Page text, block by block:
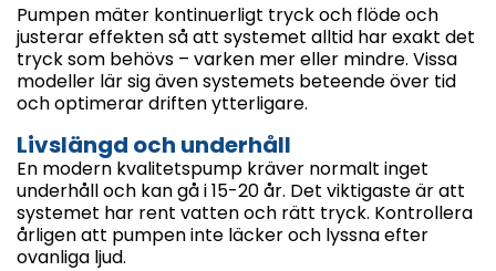
Pumpen mäter kontinuerligt tryck och flöde och
justerar effekten så att systemet alltid har exakt det
tryck som behövs – varken mer eller mindre. Vissa
modeller lär sig även systemets beteende över tid
och optimerar driften ytterligare.
Livslängd och underhåll
En modern kvalitetspump kräver normalt inget
underhåll och kan gå i 15-20 år. Det viktigaste är att
systemet har rent vatten och rätt tryck. Kontrollera
årligen att pumpen inte läcker och lyssna efter
ovanliga ljud.